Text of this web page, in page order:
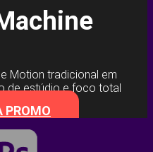
Motion tradicional em
de estúdio e foco total
PROMO